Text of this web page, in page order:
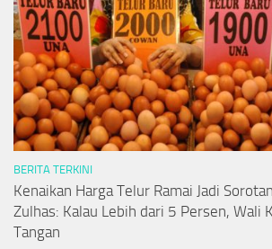
BERITA TERKINI
Kenaikan Harga Telur Ramai Jadi
Zulhas: Kalau Lebih dari 5 Persen, Wali
Tangan